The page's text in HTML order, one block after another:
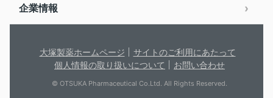
企業情報
大塚製薬ホームページ
サイトのご利用にあたって
個人情報の取り扱いについて
お問い合わせ
© OTSUKA Pharmaceutical Co.Ltd. All Rights Reserved.